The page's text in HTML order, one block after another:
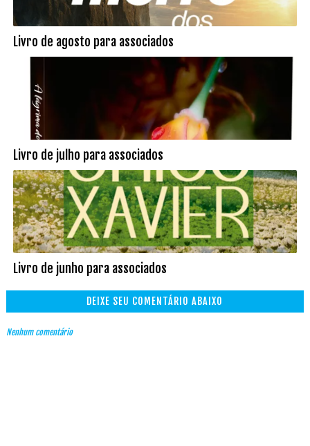
Livro de agosto para associados
Livro de julho para associados
Livro de junho para associados
DEIXE SEU COMENTÁRIO ABAIXO
Nenhum comentário